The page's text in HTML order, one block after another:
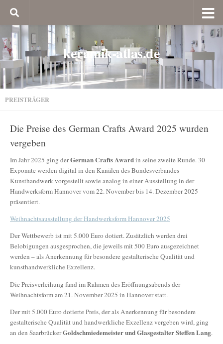
keramik-atlas.de
PREISTRÄGER
Die Preise des German Crafts Award 2025 wurden
vergeben
Im Jahr 2025 ging derGerman Crafts Awardin seine zweite Runde. 30
Exponate werden digital in den Kanälen des Bundesverbandes
Kunsthandwerk vorgestellt sowie analog in einer Ausstellung in der
Handwerksform Hannover vom 22. November bis 14. Dezember 2025
präsentiert.
Weihnachtsausstellung der Handwerksform Hannover 2025
Der Wettbewerb ist mit 5.000 Euro dotiert. Zusätzlich werden drei
Belobigungen ausgesprochen, die jeweils mit 500 Euro ausgezeichnet
werden – als Anerkennung für besondere gestalterische Qualität und
kunsthandwerkliche Exzellenz.
Die Preisverleihung fand im Rahmen des Eröffnungsabends der
Weihnachtsform am 21. November 2025 in Hannover statt.
Der mit 5.000 Euro dotierte Preis, der als Anerkennung für besondere
gestalterische Qualität und handwerkliche Exzellenz vergeben wird, ging
an den SaarbrückerGoldschmiedemeister und Glasgestalter Steffen Lang.